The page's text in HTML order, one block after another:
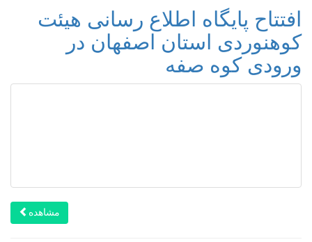
افتتاح پایگاه اطلاع رسانی هیئت
کوهنوردی استان اصفهان در
ورودی کوه صفه
مشاهده